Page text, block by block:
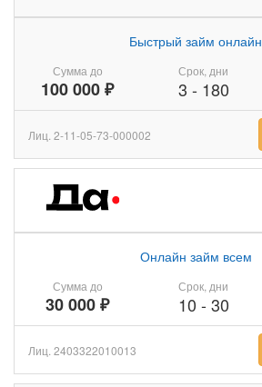
Сумма до
100 000 ₽
Быстрый займ онлайн
Срок, дни
3 - 180
Лиц. 2-11-05-73-000002
Сумма до
30 000 ₽
Онлайн займ всем
Срок, дни
10 - 30
Лиц. 2403322010013